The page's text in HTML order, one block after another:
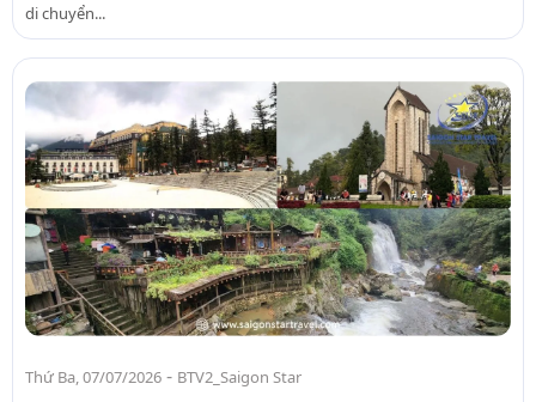
di chuyển...
Thứ Ba, 07/07/2026 - BTV2_Saigon Star